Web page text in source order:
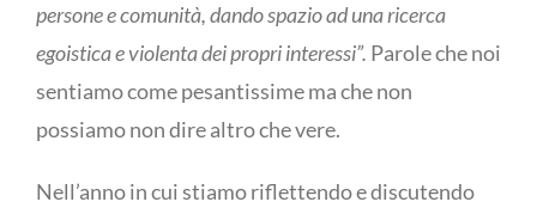
persone e comunità, dando spazio ad una ricerca
egoistica e violenta dei propri interessi”. Parole che noi
sentiamo come pesantissime ma che non
possiamo non dire altro che vere.
Nell’anno in cui stiamo riflettendo e discutendo